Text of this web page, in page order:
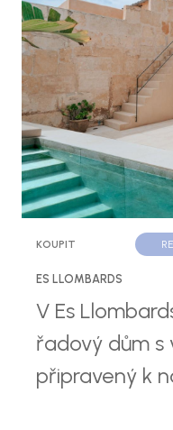
KOUPIT
ES LLOMBARDS
V Es
řadový dům s
připravený k